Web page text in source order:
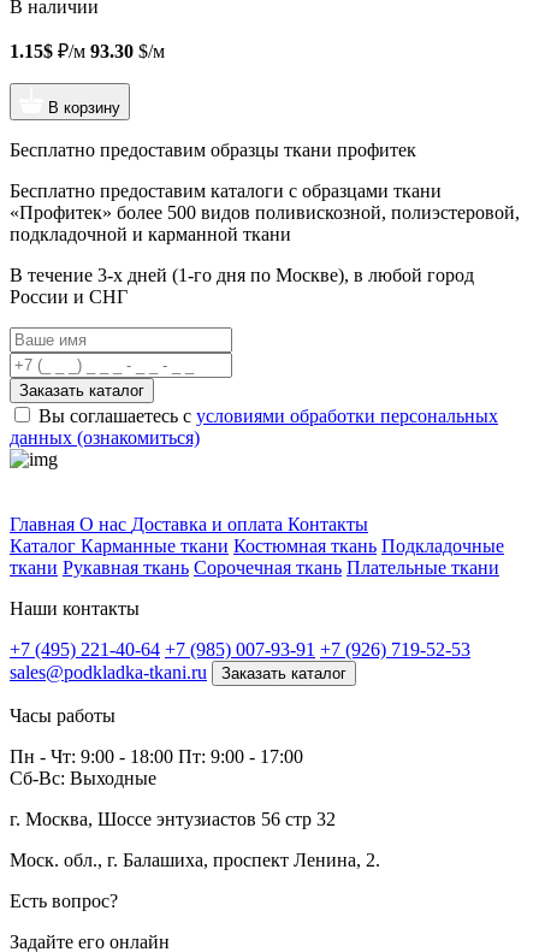
В наличии
1.15$ ₽/м 93.30 $/м
В корзину
Бесплатно предоставим образцы ткани профитек
Бесплатно предоставим каталоги с образцами ткани
«Профитек» более 500 видов поливискозной, полиэстеровой,
подкладочной и карманной ткани
В течение 3-х дней (1-го дня по Москве), в любой город
России и СНГ
Заказать каталог
Вы соглашаетесь с условиями обработки персональных
данных (ознакомиться)
Главная О нас Доставка и оплата Контакты
Каталог Карманные ткани Костюмная ткань Подкладочные
ткани Рукавная ткань Сорочечная ткань Плательные ткани
Наши контакты
+7 (495) 221-40-64 +7 (985) 007-93-91 +7 (926) 719-52-53
sales@podkladka-tkani.ru
Заказать каталог
Часы работы
Пн - Чт: 9:00 - 18:00 Пт: 9:00 - 17:00
Сб-Вс: Выходные
г. Москва, Шоссе энтузиастов 56 стр 32
Моск. обл., г. Балашиха, проспект Ленина, 2.
Есть вопрос?
Задайте его онлайн